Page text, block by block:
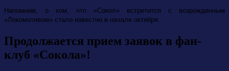
Напомним, о ком, что «Сокол» встретится с возрожденным
«Локомотивом» стало известно в начале октября.
Продолжается прием заявок в фан-
клуб «Сокола»!